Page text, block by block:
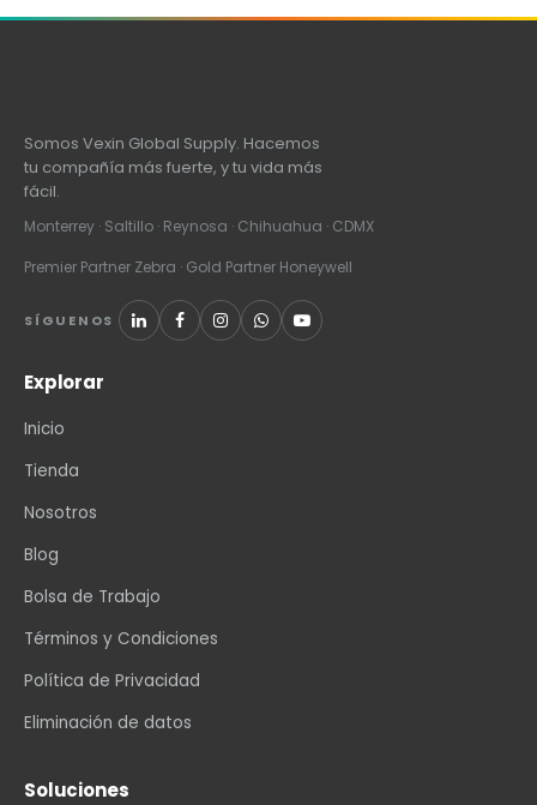
Somos Vexin Global Supply. Hacemos
tu compañía más fuerte, y tu vida más
fácil.
Monterrey · Saltillo · Reynosa · Chihuahua · CDMX
Premier Partner Zebra · Gold Partner Honeywell
SÍGUENOS
Explorar
Inicio
Tienda
Nosotros
Blog
Bolsa de Trabajo
Términos y Condiciones
Política de Privacidad
Eliminación de datos
Soluciones